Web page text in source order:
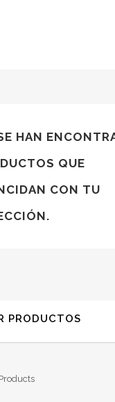
HAN
QUE
CON TU
PRODUCTOS